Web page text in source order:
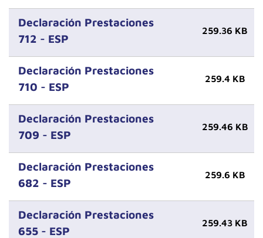
Declaración Prestaciones
712 - ESP
259.36 KB
Declaración Prestaciones
710 - ESP
259.4 KB
Declaración Prestaciones
709 - ESP
259.46 KB
Declaración Prestaciones
682 - ESP
259.6 KB
Declaración Prestaciones
655 - ESP
259.43 KB